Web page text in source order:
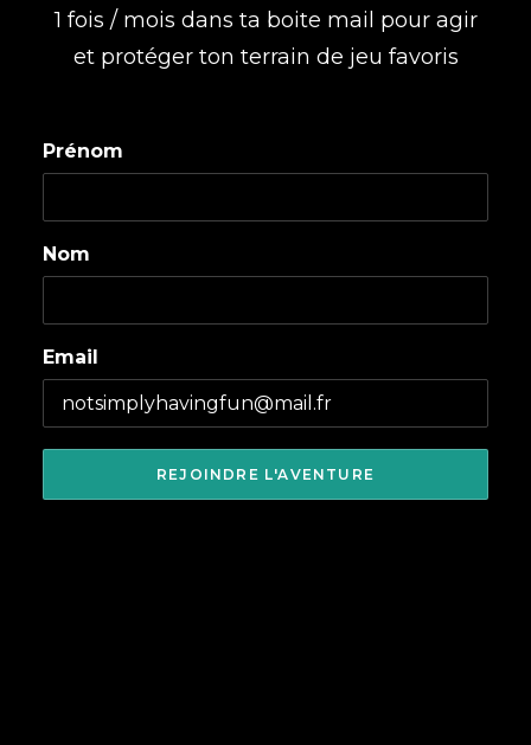
1 fois / mois dans ta boite mail pour agir
et protéger ton terrain de jeu favoris
Prénom
Nom
Email